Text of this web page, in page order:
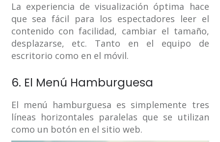
La experiencia de visualización óptima hace
que sea fácil para los espectadores leer el
contenido con facilidad, cambiar el tamaño,
desplazarse, etc. Tanto en el equipo de
escritorio como en el móvil.
6. El Menú Hamburguesa
El menú hamburguesa es simplemente tres
líneas horizontales paralelas que se utilizan
como un botón en el sitio web.